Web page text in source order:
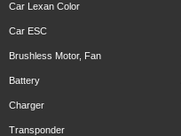
Car Lexan Color
Car ESC
Brushless Motor, Fan
Battery
Charger
Transponder